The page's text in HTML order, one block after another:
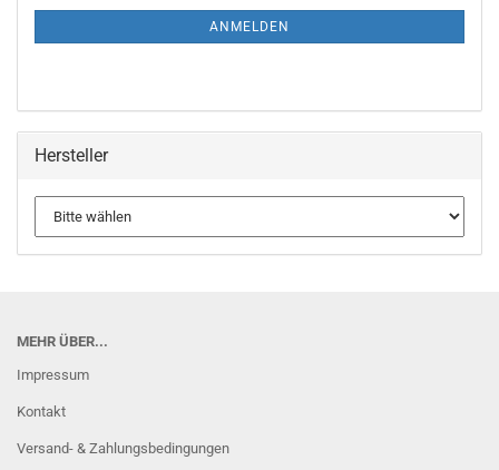
ANMELDEN
Hersteller
MEHR ÜBER...
Impressum
Kontakt
Versand- & Zahlungsbedingungen